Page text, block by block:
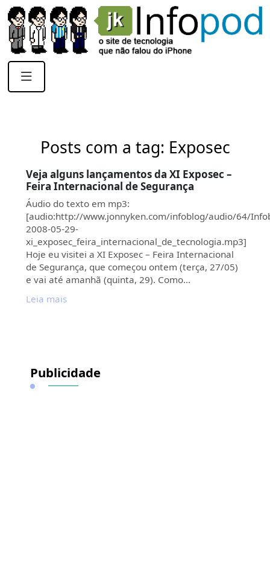
Posts com a tag: Exposec
Veja alguns lançamentos da XI Exposec –
Feira Internacional de Segurança
Áudio do texto em mp3:
[audio:http://www.jonnyken.com/infoblog/audio/64/
2008-05-29-
xi_exposec_feira_internacional_de_tecnologia.mp3]
Hoje eu visitei a XI Exposec – Feira Internacional
de Segurança, que começou ontem (terça, 27/05)
e vai até amanhã (quinta, 29). Como…
Leia mais
Publicidade